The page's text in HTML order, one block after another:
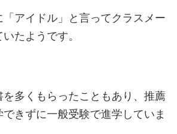
「アイドル」と言ってクラスメー
たようです。
多くもらったこともあり、推薦
できずに一般受験で進学していま